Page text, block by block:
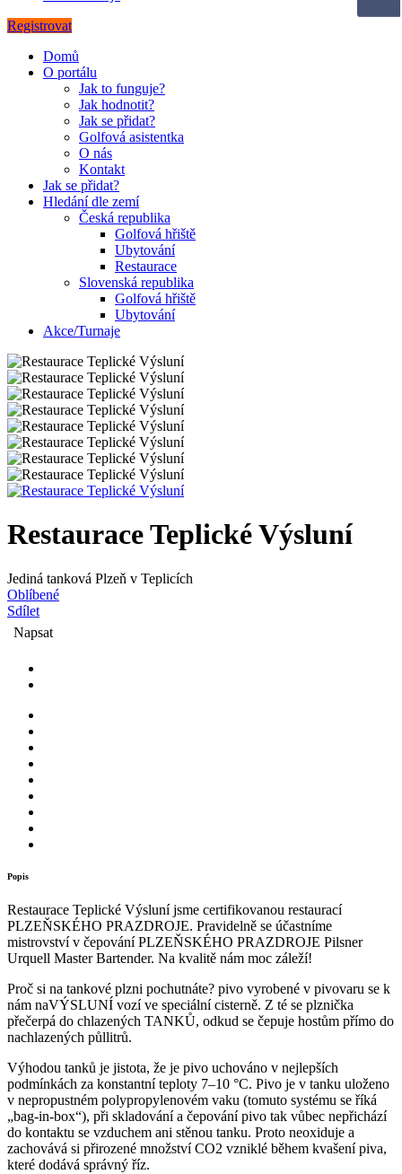
Registrovat
Domů
O portálu
Jak to funguje?
Jak hodnotit?
Jak se přidat?
Golfová asistentka
O nás
Kontakt
Jak se přidat?
Hledání dle zemí
Česká republika
Golfová hřiště
Ubytování
Restaurace
Slovenská republika
Golfová hřiště
Ubytování
Akce/Turnaje
Restaurace Teplické Výsluní
Jediná tanková Plzeň v Teplicích
Oblíbené
Sdílet
Napsat
Popis
Restaurace Teplické Výsluní jsme certifikovanou restaurací
PLZEŇSKÉHO PRAZDROJE. Pravidelně se účastníme
mistrovství v čepování PLZEŇSKÉHO PRAZDROJE Pilsner
Urquell Master Bartender. Na kvalitě nám moc záleží!
Proč si na tankové plzni pochutnáte? pivo vyrobené v pivovaru se k
nám naVÝSLUNÍ vozí ve speciální cisterně. Z té se plznička
přečerpá do chlazených TANKŮ, odkud se čepuje hostům přímo do
nachlazených půllitrů.
Výhodou tanků je jistota, že je pivo uchováno v nejlepších
podmínkách za konstantní teploty 7–10 °C. Pivo je v tanku uloženo
v nepropustném polypropylenovém vaku (tomuto systému se říká
„bag-in-box“), při skladování a čepování pivo tak vůbec nepřichází
do kontaktu se vzduchem ani stěnou tanku. Proto neoxiduje a
zachovává si přirozené množství CO2 vzniklé během kvašení piva,
které dodává správný říz.